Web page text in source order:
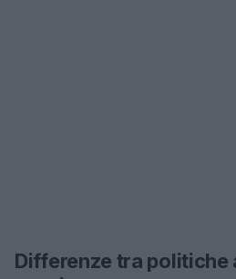
Differenze tra politiche